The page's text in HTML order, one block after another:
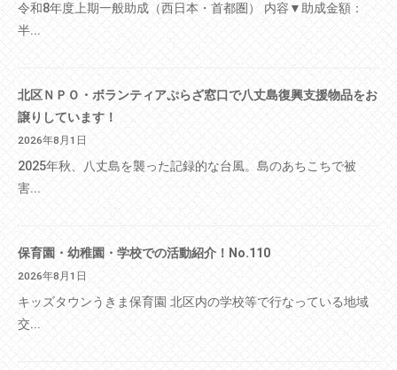
令和8年度上期一般助成（西日本・首都圏） 内容▼助成金額：
半...
北区ＮＰＯ・ボランティアぷらざ窓口で八丈島復興支援物品をお
譲りしています！
2026年8月1日
2025年秋、八丈島を襲った記録的な台風。島のあちこちで被
害...
保育園・幼稚園・学校での活動紹介！No.110
2026年8月1日
キッズタウンうきま保育園 北区内の学校等で行なっている地域
交...